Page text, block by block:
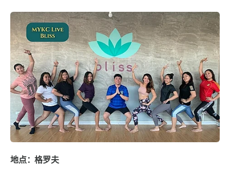
地点：格罗夫